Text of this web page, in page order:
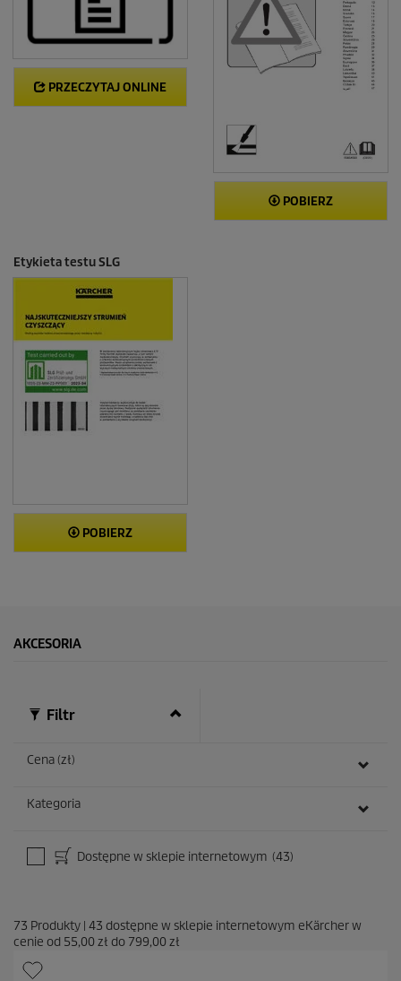
PRZECZYTAJ ONLINE
POBIERZ
Etykieta testu SLG
POBIERZ
AKCESORIA
Filtr
Cena (zł)
Kategoria
Dostępne w sklepie internetowym (43)
73 Produkty | 43 dostępne w sklepie internetowym eKärcher w
cenie od 55,00 zł do 799,00 zł